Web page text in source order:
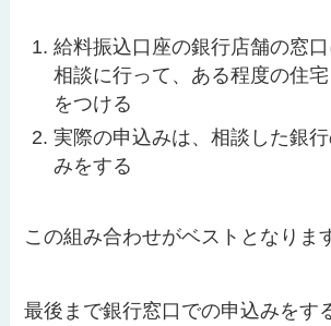
給料振込口座の銀行店舗の窓
相談に行って、ある程度の住
をつける
実際の申込みは、相談した銀
みをする
この組み合わせがベストとなりま
最後まで銀行窓口での申込みをす